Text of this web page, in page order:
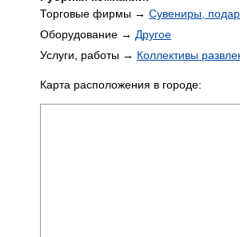
Торговые фирмы → Сувениры,
Оборудование → Другое
Услуги, работы → Коллективы
Карта расположения в городе: